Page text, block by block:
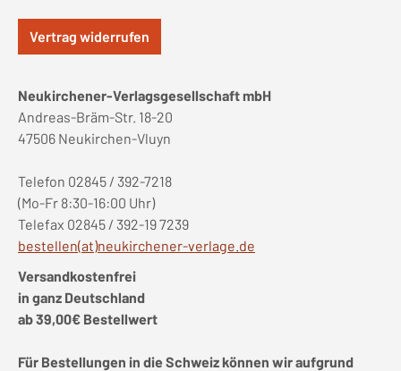
Vertrag widerrufen
Neukirchener-Verlagsgesellschaft mbH
Andreas-Bräm-Str. 18-20
47506 Neukirchen-Vluyn
Telefon 02845 / 392-7218
(Mo-Fr 8:30-16:00 Uhr)
Telefax 02845 / 392-19 7239
bestellen(at)neukirchener-verlage.de
Versandkostenfrei
in ganz Deutschland
ab 39,00€ Bestellwert
Für Bestellungen in die Schweiz können wir aufgrund